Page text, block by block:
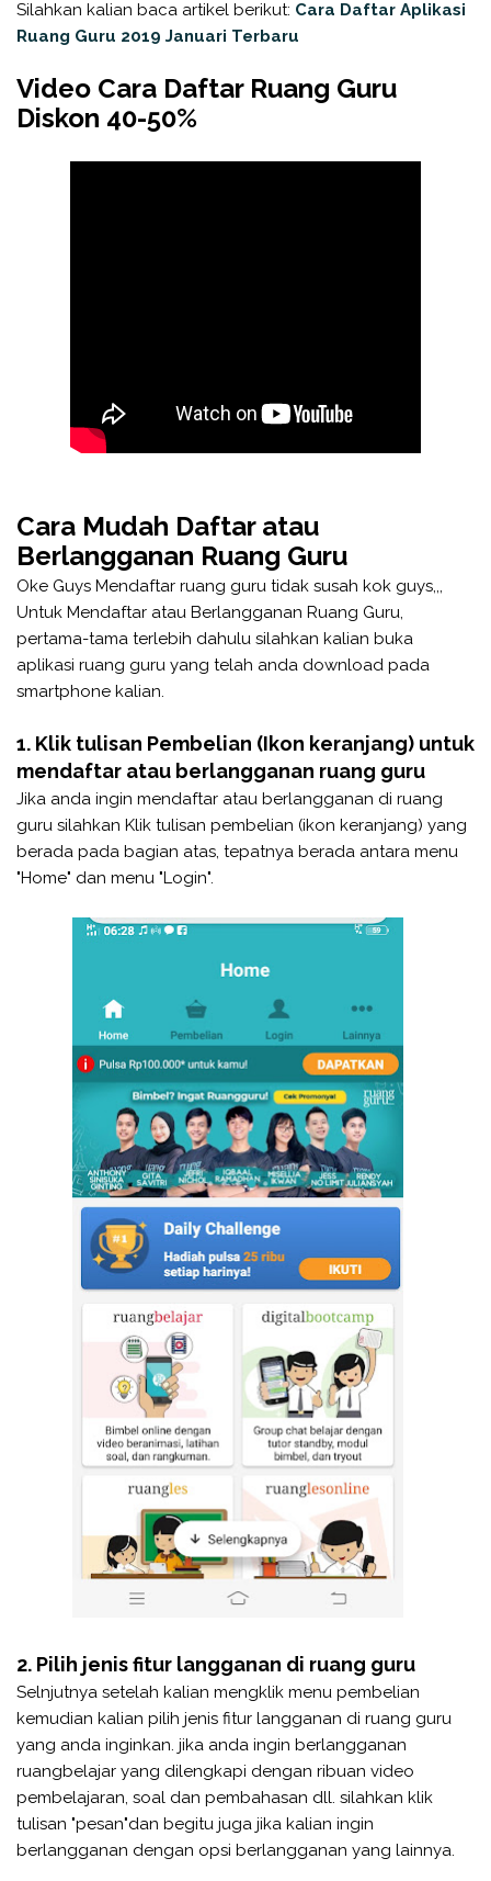
Silahkan kalian baca artikel berikut: Cara Daftar Aplikasi
Ruang Guru 2019 Januari Terbaru
Video Cara Daftar Ruang Guru
Diskon 40-50%
Cara Mudah Daftar atau
Berlangganan Ruang Guru
Oke Guys Mendaftar ruang guru tidak susah kok guys,,,
Untuk Mendaftar atau Berlangganan Ruang Guru,
pertama-tama terlebih dahulu silahkan kalian buka
aplikasi ruang guru yang telah anda download pada
smartphone kalian.
1. Klik tulisan Pembelian (Ikon keranjang) untuk
mendaftar atau berlangganan ruang guru
Jika anda ingin mendaftar atau berlangganan di ruang
guru silahkan Klik tulisan pembelian (ikon keranjang) yang
berada pada bagian atas, tepatnya berada antara menu
"Home" dan menu "Login".
2. Pilih jenis fitur langganan di ruang guru
Selnjutnya setelah kalian mengklik menu pembelian
kemudian kalian pilih jenis fitur langganan di ruang guru
yang anda inginkan. jika anda ingin berlangganan
ruangbelajar yang dilengkapi dengan ribuan video
pembelajaran, soal dan pembahasan dll. silahkan klik
tulisan "pesan"dan begitu juga jika kalian ingin
berlangganan dengan opsi berlangganan yang lainnya.